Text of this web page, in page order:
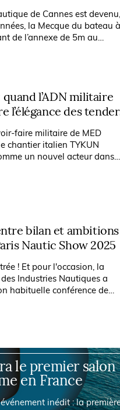
de Cannes est devenu,
la Mecque du bateau à
de l’annexe de 5m au
quand l’ADN militaire
l’élégance des
faire militaire de MED
chantier italien TYKUN
un nouvel acteur dans
bilan et ambitions
Nautic Show 2025
! Et pour l'occasion, la
Industries Nautiques a
habituelle conférence de
le premier salon
en France
inédit : la